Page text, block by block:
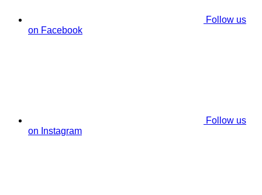
Follow us
on Facebook
Follow us
on Instagram